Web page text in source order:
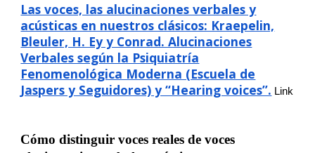
Las voces, las alucinaciones verbales y
acústicas en nuestros clásicos: Kraepelin,
Bleuler, H. Ey y Conrad. Alucinaciones
Verbales según la Psiquiatría
Fenomenológica Moderna (Escuela de
Jaspers y Seguidores) y “Hearing voices”. Link
Cómo distinguir voces reales de voces